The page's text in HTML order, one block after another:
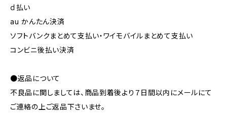
ｄ払い
au かんたん決済
ソフトバンクまとめて支払い・ワイモバイルまとめて支払い
コンビニ後払い決済
●返品について
不良品に関しましては、商品到着後より７日間以内にメールにて
ご連絡の上ご返品下さいませ。